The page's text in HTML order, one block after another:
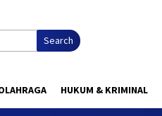
Search
HUKUM & KRIMINAL